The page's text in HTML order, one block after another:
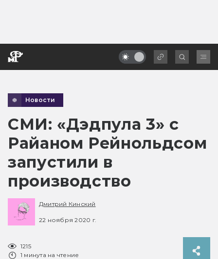
Новости
СМИ: «Дэдпула 3» с
Райаном Рейнольдсом
запустили в
производство
Дмитрий Кинский
22 ноября 2020 г.
1215
1 минута на чтение